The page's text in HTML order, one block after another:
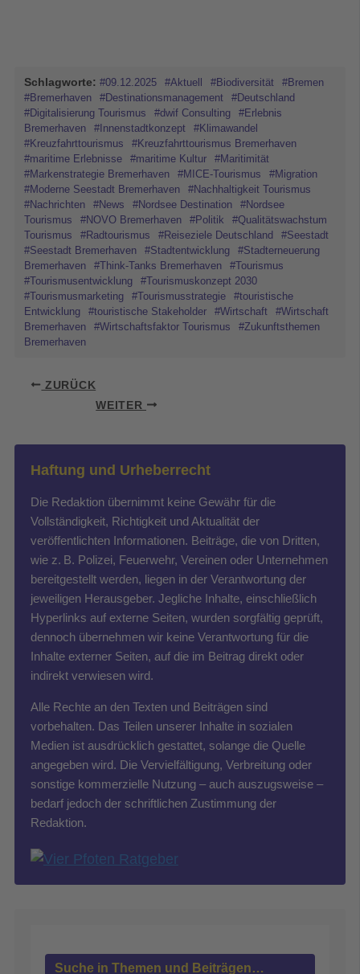
Schlagworte: #09.12.2025 #Aktuell #Biodiversität
#Bremen
#Bremerhaven
#Destinationsmanagement
#Deutschland
#Digitalisierung Tourismus
#dwif Consulting
#Erlebnis
Bremerhaven
#Innenstadtkonzept
#Klimawandel
#Kreuzfahrttourismus
#Kreuzfahrttourismus Bremerhaven
#maritime Erlebnisse
#maritime Kultur
#Maritimität
#Markenstrategie Bremerhaven
#MICE-Tourismus
#Migration
#Moderne Seestadt Bremerhaven
#Nachhaltigkeit Tourismus
#Nachrichten
#News #Nordsee Destination
#Nordsee
Tourismus
#NOVO Bremerhaven #Politik
#Qualitätswachstum
Tourismus
#Radtourismus #Reiseziele Deutschland
#Seestadt
#Seestadt Bremerhaven
#Stadtentwicklung
#Stadterneuerung
Bremerhaven
#Think-Tanks Bremerhaven
#Tourismus
#Tourismusentwicklung
#Tourismuskonzept 2030
#Tourismusmarketing
#Tourismusstrategie
#touristische
Entwicklung
#touristische Stakeholder #Wirtschaft
#Wirtschaft
Bremerhaven
#Wirtschaftsfaktor Tourismus
#Zukunftsthemen
Bremerhaven
ZURÜCK
WEITER
Haftung und Urheberrecht
Die Redaktion übernimmt keine Gewähr für die
Vollständigkeit, Richtigkeit und Aktualität der
veröffentlichten Informationen. Beiträge, die von Dritten,
wie z. B. Polizei, Feuerwehr, Vereinen oder Unternehmen
bereitgestellt werden, liegen in der Verantwortung der
jeweiligen Herausgeber. Jegliche Inhalte, einschließlich
Hyperlinks auf externe Seiten, wurden sorgfältig geprüft,
dennoch übernehmen wir keine Verantwortung für die
Inhalte externer Seiten, auf die im Beitrag direkt oder
indirekt verwiesen wird.
Alle Rechte an den Texten und Beiträgen sind
vorbehalten. Das Teilen unserer Inhalte in sozialen
Medien ist ausdrücklich gestattet, solange die Quelle
angegeben wird. Die Vervielfältigung, Verbreitung oder
sonstige kommerzielle Nutzung – auch auszugsweise –
bedarf jedoch der schriftlichen Zustimmung der
Redaktion.
Suche in Themen und Beiträgen…